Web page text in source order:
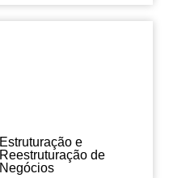
Estruturação e
Reestruturação de
Negócios